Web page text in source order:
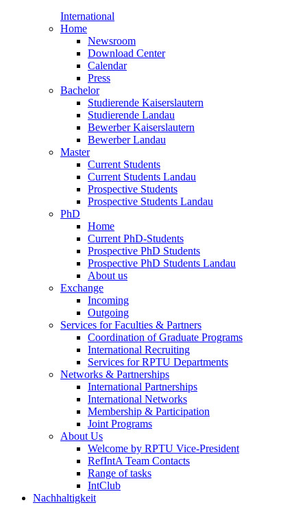
International
Home
Newsroom
Download Center
Calendar
Press
Bachelor
Studierende Kaiserslautern
Studierende Landau
Bewerber Kaiserslautern
Bewerber Landau
Master
Current Students
Current Students Landau
Prospective Students
Prospective Students Landau
PhD
Home
Current PhD-Students
Prospective PhD Students
Prospective PhD Students Landau
About us
Exchange
Incoming
Outgoing
Services for Faculties & Partners
Coordination of Graduate Programs
International Recruiting
Services for RPTU Departments
Networks & Partnerships
International Partnerships
International Networks
Membership & Participation
Joint Programs
About Us
Welcome by RPTU Vice-President
RefIntA Team Contacts
Range of tasks
IntClub
Nachhaltigkeit